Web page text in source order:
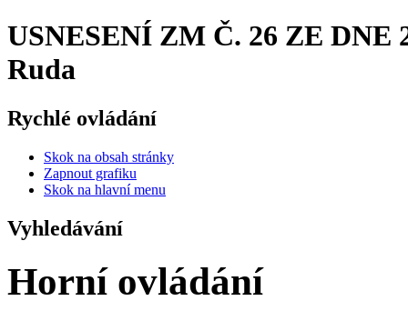
USNESENÍ ZM Č. 26 ZE DNE
Ruda
Rychlé ovládání
Skok na obsah stránky
Zapnout grafiku
Skok na hlavní menu
Vyhledávání
Horní ovládání